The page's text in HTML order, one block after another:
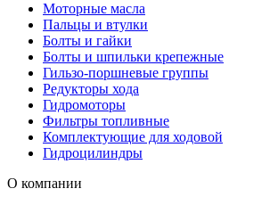
Моторные масла
Пальцы и втулки
Болты и гайки
Болты и шпильки крепежные
Гильзо-поршневые группы
Редукторы хода
Гидромоторы
Фильтры топливные
Комплектующие для ходовой
Гидроцилиндры
О компании